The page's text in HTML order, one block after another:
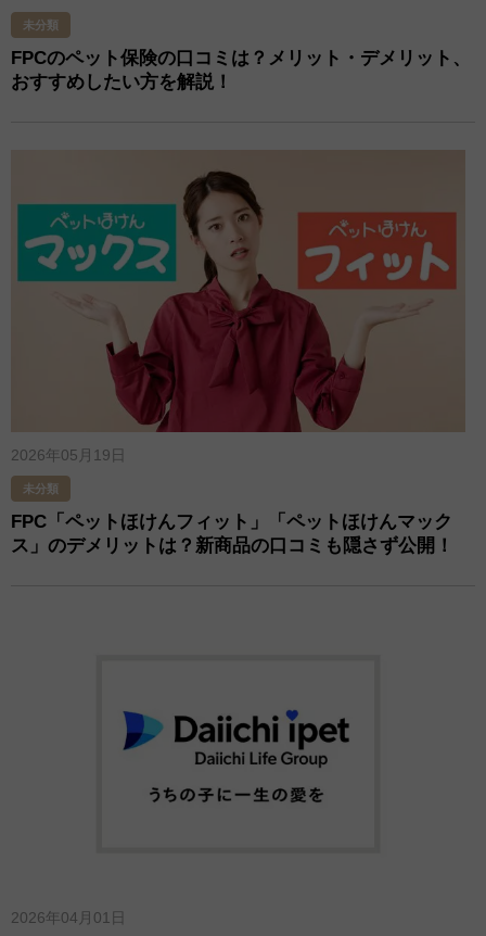
未分類
FPCのペット保険の口コミは？メリット・デメリット、
おすすめしたい方を解説！
2026年05月19日
未分類
FPC「ペットほけんフィット」「ペットほけんマック
ス」のデメリットは？新商品の口コミも隠さず公開！
2026年04月01日